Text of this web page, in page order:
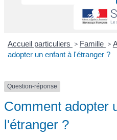
Accueil particuliers > Famille >
adopter un enfant à l'étranger ?
Question-réponse
Comment adopter
l'étranger ?